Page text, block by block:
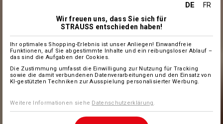
DE
FR
Wir freuen uns, dass Sie sich für
STRAUSS entschieden haben!
Ihr optimales Shopping-Erlebnis ist unser Anliegen! Einwandfreie
Funktionen, auf Sie abgestimmte Inhalte und ein reibungsloser Ablauf –
das sind die Aufgaben der Cookies.
Die Zustimmung umfasst die Einwilligung zur Nutzung für Tracking
sowie die damit verbundenen Datenverarbeitungen und den Einsatz von
KI-gestützten Techniken zur Ausspielung personalisierter Werbung.
Weitere Informationen siehe Datenschutzerklärung.